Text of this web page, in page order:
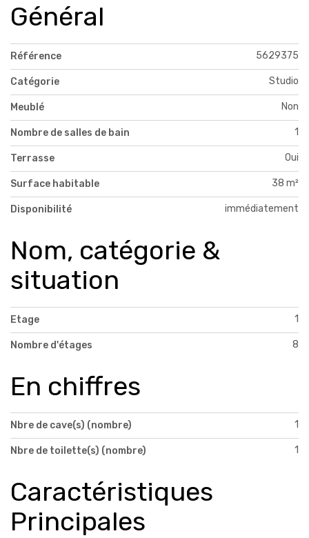
Général
Référence 5629375
Catégorie Studio
Meublé Non
Nombre de salles de bain 1
Terrasse Oui
Surface habitable 38 m²
Disponibilité immédiatement
Nom, catégorie &
situation
Etage 1
Nombre d'étages 8
En chiffres
Nbre de cave(s) (nombre) 1
Nbre de toilette(s) (nombre) 1
Caractéristiques
Principales